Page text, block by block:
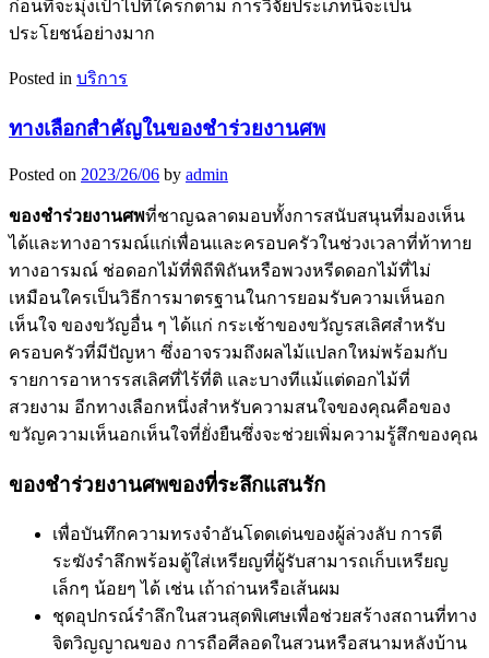
ก่อนที่จะมุ่งเป้าไปที่ใครก็ตาม การวิจัยประเภทนี้จะเป็น
ประโยชน์อย่างมาก
Posted in บริการ
ทางเลือกสำคัญในของชำร่วยงานศพ
Posted on 2023/26/06 by admin
ของชำร่วยงานศพที่ชาญฉลาดมอบทั้งการสนับสนุนที่มองเห็น
ได้และทางอารมณ์แก่เพื่อนและครอบครัวในช่วงเวลาที่ท้าทาย
ทางอารมณ์ ช่อดอกไม้ที่พิถีพิถันหรือพวงหรีดดอกไม้ที่ไม่
เหมือนใครเป็นวิธีการมาตรฐานในการยอมรับความเห็นอก
เห็นใจ ของขวัญอื่น ๆ ได้แก่ กระเช้าของขวัญรสเลิศสำหรับ
ครอบครัวที่มีปัญหา ซึ่งอาจรวมถึงผลไม้แปลกใหม่พร้อมกับ
รายการอาหารรสเลิศที่ไร้ที่ติ และบางทีแม้แต่ดอกไม้ที่
สวยงาม อีกทางเลือกหนึ่งสำหรับความสนใจของคุณคือของ
ขวัญความเห็นอกเห็นใจที่ยั่งยืนซึ่งจะช่วยเพิ่มความรู้สึกของคุณ
ของชำร่วยงานศพของที่ระลึกแสนรัก
เพื่อบันทึกความทรงจำอันโดดเด่นของผู้ล่วงลับ การตี
ระฆังรำลึกพร้อมตู้ใส่เหรียญที่ผู้รับสามารถเก็บเหรียญ
เล็กๆ น้อยๆ ได้ เช่น เถ้าถ่านหรือเส้นผม
ชุดอุปกรณ์รำลึกในสวนสุดพิเศษเพื่อช่วยสร้างสถานที่ทาง
จิตวิญญาณของ การถือศีลอดในสวนหรือสนามหลังบ้าน